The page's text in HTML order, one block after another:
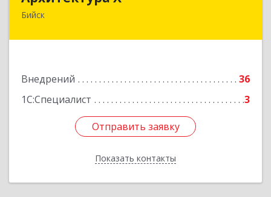
Бийск
Внедрений
36
1С:Специалист
3
Отправить заявку
Показать контакты
659300, Алтайский край, Бийск г, Турусова ул,
Отправить заявку
Назад